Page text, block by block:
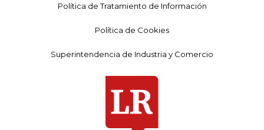
Política de Tratamiento de Información
Política de Cookies
Superintendencia de Industria y Comercio